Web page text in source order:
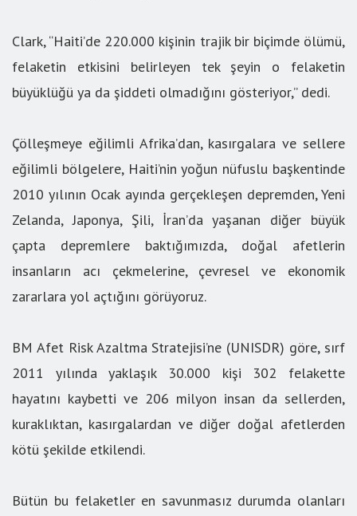
Clark, “Haiti’de 220.000 kişinin trajik bir biçimde ölümü,
felaketin etkisini belirleyen tek şeyin o felaketin
büyüklüğü ya da şiddeti olmadığını gösteriyor,” dedi.
Çölleşmeye eğilimli Afrika’dan, kasırgalara ve sellere
eğilimli bölgelere, Haiti’nin yoğun nüfuslu başkentinde
2010 yılının Ocak ayında gerçekleşen depremden, Yeni
Zelanda, Japonya, Şili, İran’da yaşanan diğer büyük
çapta depremlere baktığımızda, doğal afetlerin
insanların acı çekmelerine, çevresel ve ekonomik
zararlara yol açtığını görüyoruz.
BM Afet Risk Azaltma Stratejisi’ne (UNISDR) göre, sırf
2011 yılında yaklaşık 30.000 kişi 302 felakette
hayatını kaybetti ve 206 milyon insan da sellerden,
kuraklıktan, kasırgalardan ve diğer doğal afetlerden
kötü şekilde etkilendi.
Bütün bu felaketler en savunmasız durumda olanları